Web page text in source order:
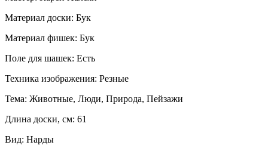
Материал доски: Бук
Материал фишек: Бук
Поле для шашек: Есть
Техника изображения: Резные
Тема: Животные, Люди, Природа, Пейзажи
Длина доски, см: 61
Вид: Нарды